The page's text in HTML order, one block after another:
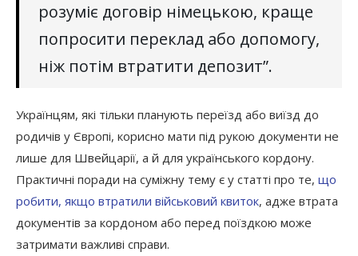
розуміє договір німецькою, краще
попросити переклад або допомогу,
ніж потім втратити депозит”.
Українцям, які тільки планують переїзд або виїзд до
родичів у Європі, корисно мати під рукою документи не
лише для Швейцарії, а й для українського кордону.
Практичні поради на суміжну тему є у статті про те, що
робити, якщо втратили військовий квиток, адже втрата
документів за кордоном або перед поїздкою може
затримати важливі справи.